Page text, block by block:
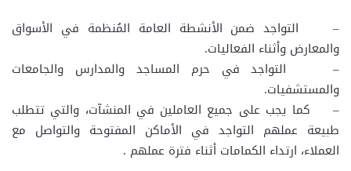
– التواجد ضمن الأنشطة العامة المُنظمة في الأسواق
والمعارض وأثناء الفعاليات.
– التواجد في حرم المساجد والمدارس والجامعات
والمستشفيات.
– كما يجب على جميع العاملين في المنشآت، والتي تتطلب
طبيعة عملهم التواجد في الأماكن المفتوحة والتواصل مع
العملاء، ارتداء الكمامات أثناء فترة عملهم .